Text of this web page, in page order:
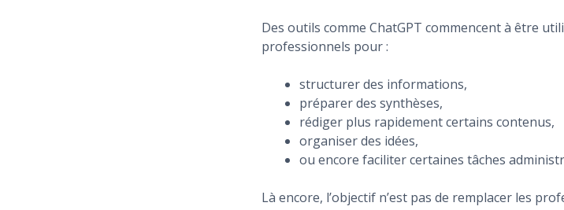
Des outils comme ChatGPT commencent à être
professionnels pour :
structurer des informations,
préparer des synthèses,
rédiger plus rapidement certains contenus,
organiser des idées,
ou encore faciliter certaines tâches
Là encore, l’objectif n’est pas de remplacer les